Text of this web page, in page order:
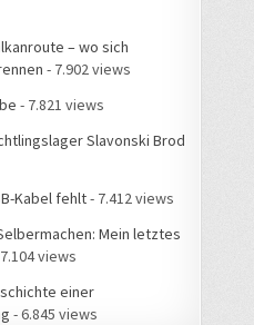
– wo sich
- 7.902 views
- 7.821 views
Slavonski Brod
Kabel fehlt- 7.412 views
Mein letztes
views
einer
- 6.845 views